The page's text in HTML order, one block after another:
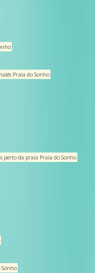
Praia do Sonho
perto da praia Praia do Sonho